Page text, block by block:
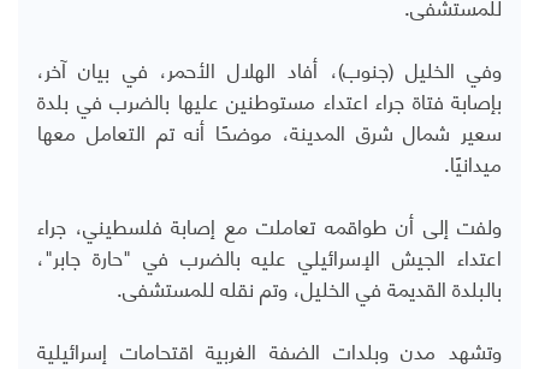
وفي الخليل (جنوب)، أفاد الهلال الأحمر، في بيان آخر،
بإصابة فتاة جراء اعتداء مستوطنين عليها بالضرب في بلدة
سعير شمال شرق المدينة، موضحًا أنه تم التعامل معها
ميدانيًا.
ولفت إلى أن طواقمه تعاملت مع إصابة فلسطيني، جراء
اعتداء الجيش الإسرائيلي عليه بالضرب في "حارة جابر"،
بالبلدة القديمة في الخليل، وتم نقله للمستشفى.
وتشهد مدن وبلدات الضفة الغربية اقتحامات إسرائيلية